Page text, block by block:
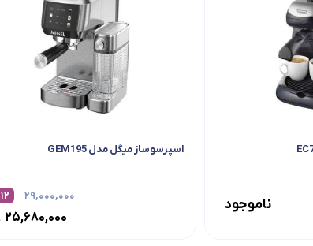
ناموجود
اسپرسوساز میگل مدل GEM195
۲۹,۰۰۰,۰۰۰
۲۵,۶۸۰,۰۰۰
۱۲